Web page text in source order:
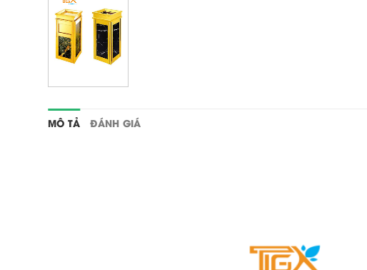
MÔ TẢ ĐÁNH GIÁ